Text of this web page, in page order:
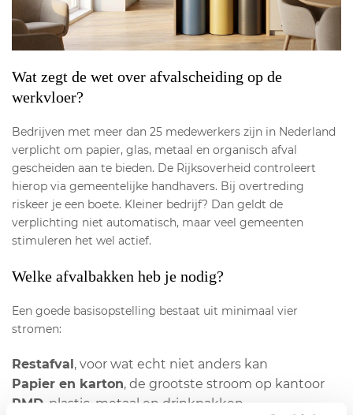
Wat zegt de wet over afvalscheiding op de
werkvloer?
Bedrijven met meer dan 25 medewerkers zijn in Nederland
verplicht om papier, glas, metaal en organisch afval
gescheiden aan te bieden. De Rijksoverheid controleert
hierop via gemeentelijke handhavers. Bij overtreding
riskeer je een boete. Kleiner bedrijf? Dan geldt de
verplichting niet automatisch, maar veel gemeenten
stimuleren het wel actief.
Welke afvalbakken heb je nodig?
Een goede basisopstelling bestaat uit minimaal vier
stromen:
Restafval , voor wat echt niet anders kan
Papier en karton, de grootste stroom op kantoor
PMD , plastic, metaal en drinkpakken